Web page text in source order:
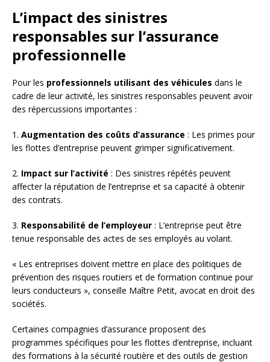
L’impact des sinistres
responsables sur l’assurance
professionnelle
Pour les professionnels utilisant des véhicules dans le
cadre de leur activité, les sinistres responsables peuvent avoir
des répercussions importantes :
1. Augmentation des coûts d’assurance : Les primes pour
les flottes d’entreprise peuvent grimper significativement.
2. Impact sur l’activité : Des sinistres répétés peuvent
affecter la réputation de l’entreprise et sa capacité à obtenir
des contrats.
3. Responsabilité de l’employeur : L’entreprise peut être
tenue responsable des actes de ses employés au volant.
« Les entreprises doivent mettre en place des politiques de
prévention des risques routiers et de formation continue pour
leurs conducteurs », conseille Maître Petit, avocat en droit des
sociétés.
Certaines compagnies d’assurance proposent des
programmes spécifiques pour les flottes d’entreprise, incluant
des formations à la sécurité routière et des outils de gestion